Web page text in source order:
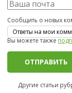
Сообщить о новых
Вы можете также
Другие статьи